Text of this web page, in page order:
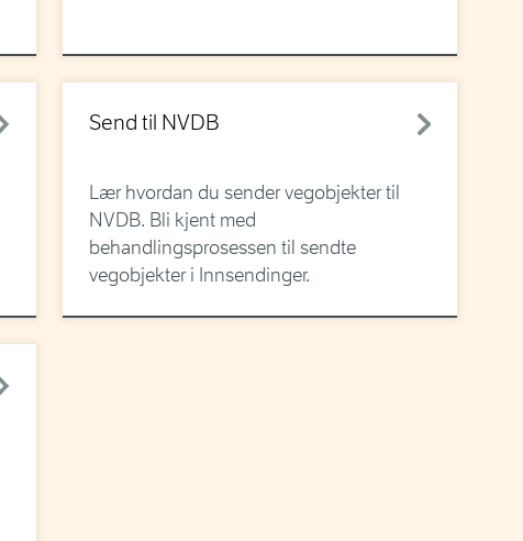
Send til NVDB
Lær hvordan du sender vegobjekter til
NVDB. Bli kjent med
behandlingsprosessen til sendte
vegobjekter i Innsendinger.